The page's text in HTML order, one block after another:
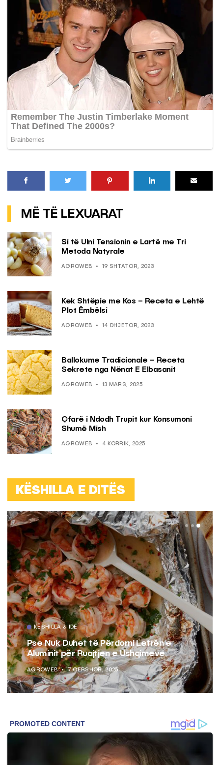
MË TË LEXUARAT
Si të Ulni Tensionin e Lartë me Tri
Metoda Natyrale
AGROWEB 19 SHTATOR, 2023
Kek Shtëpie me Kos – Receta e Lehtë
Plot Ëmbëlsi
AGROWEB 14 DHJETOR, 2023
Ballokume Tradicionale – Receta
Sekrete nga Nënat E Elbasanit
AGROWEB 13 MARS, 2025
Çfarë i Ndodh Trupit kur Konsumoni
Shumë Mish
AGROWEB 4 KORRIK, 2025
KËSHILLA E DITËS
KËSHILLA & IDE
Pse Nuk Duhet të Përdorni Letrën e
Aluminit për Ruajtjen e Ushqimeve
AGROWEB 7 QERSHOR, 2025